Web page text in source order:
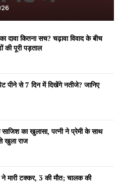
दावा कितना सच? चढ़ावा विवाद के बीच
की पूरी पड़ताल
से 7 दिन में दिखेंगे नतीजे? जानिए
का खुलासा, पत्नी ने प्रेमी के साथ
खुला राज
मारी टक्कर, 3 की मौत; चालक की